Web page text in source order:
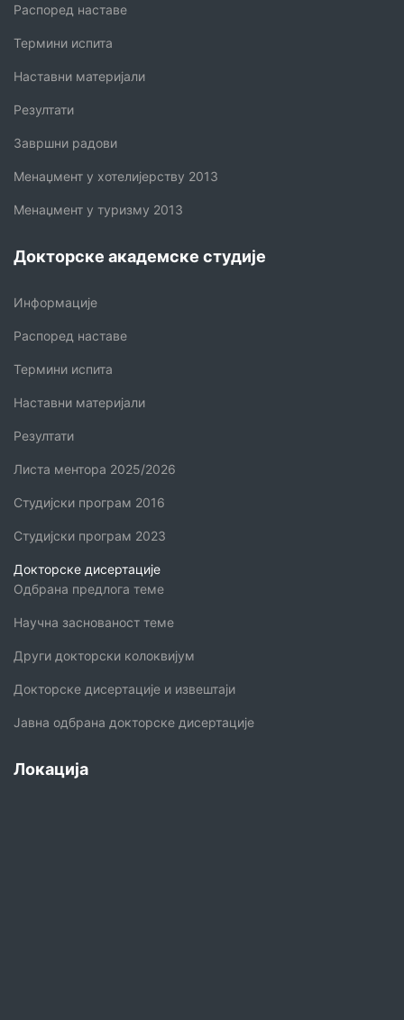
Распоред наставе
Термини испита
Наставни материјали
Резултати
Завршни радови
Менаџмент у хотелијерству 2013
Менаџмент у туризму 2013
Докторске академске студије
Информације
Распоред наставе
Термини испита
Наставни материјали
Резултати
Листа ментора 2025/2026
Студијски програм 2016
Студијски програм 2023
Докторске дисертације
Одбрана предлога теме
Научна заснованост теме
Други докторски колоквијум
Докторске дисертације и извештаји
Јавна одбрана докторске дисертације
Локација